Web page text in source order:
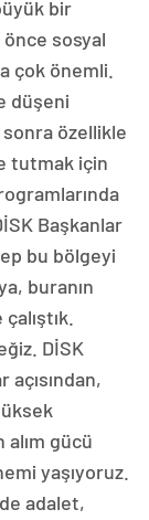
bir
sosyal
çok önemli.
düşeni
sonra özellikle
tutmak için
Başkanlar
bu bölgeyi
buranın
DİSK
açısından,
gücü
yaşıyoruz.
adalet,